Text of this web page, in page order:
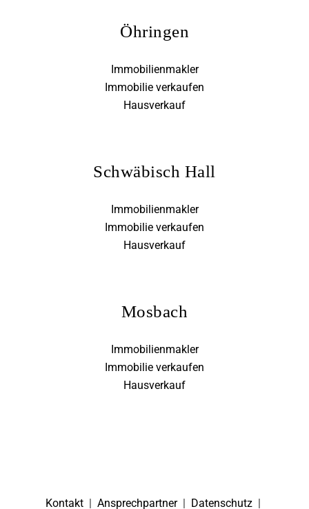
Öhringen
Immobilienmakler
Immobilie verkaufen
Hausverkauf
Schwäbisch Hall
Immobilienmakler
Immobilie verkaufen
Hausverkauf
Mosbach
Immobilienmakler
Immobilie verkaufen
Hausverkauf
Kontakt Ansprechpartner| Datenschutz